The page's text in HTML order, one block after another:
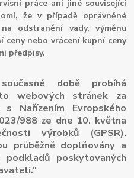
práce ani jiné související
že v případě oprávněné
odstranění vady, výměnu
ceny nebo vrácení kupní ceny
předpisy.
době probíhá
webových stránek za
Nařízením Evropského
988 ze dne 10. května
výrobků (GPSR).
průběžně doplňovány a
poskytovaných